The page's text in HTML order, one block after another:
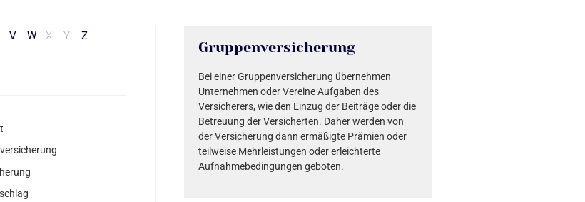
V W X Y Z
Gruppenversicherung
Bei einer Gruppenversicherung übernehmen
Unternehmen oder Vereine Aufgaben des
Versicherers, wie den Einzug der Beiträge oder die
Betreuung der Versicherten. Daher werden von
der Versicherung dann ermäßigte Prämien oder
teilweise Mehrleistungen oder erleichterte
Aufnahmebedingungen geboten.